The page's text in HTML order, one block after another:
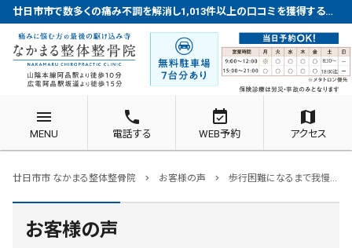
廿日市市で数多くの痛み不調を解消し1,013件以上の口コミを獲得する整体院
menu
MENU
phone
電話する
event_available
WEB予約
map
アクセス
廿日市市 なかまる整体整骨院 chevron_right お客様の声 chevron_right 歩行困難になるまで我慢した股関節痛と腰痛が改善しました。
お客様の声